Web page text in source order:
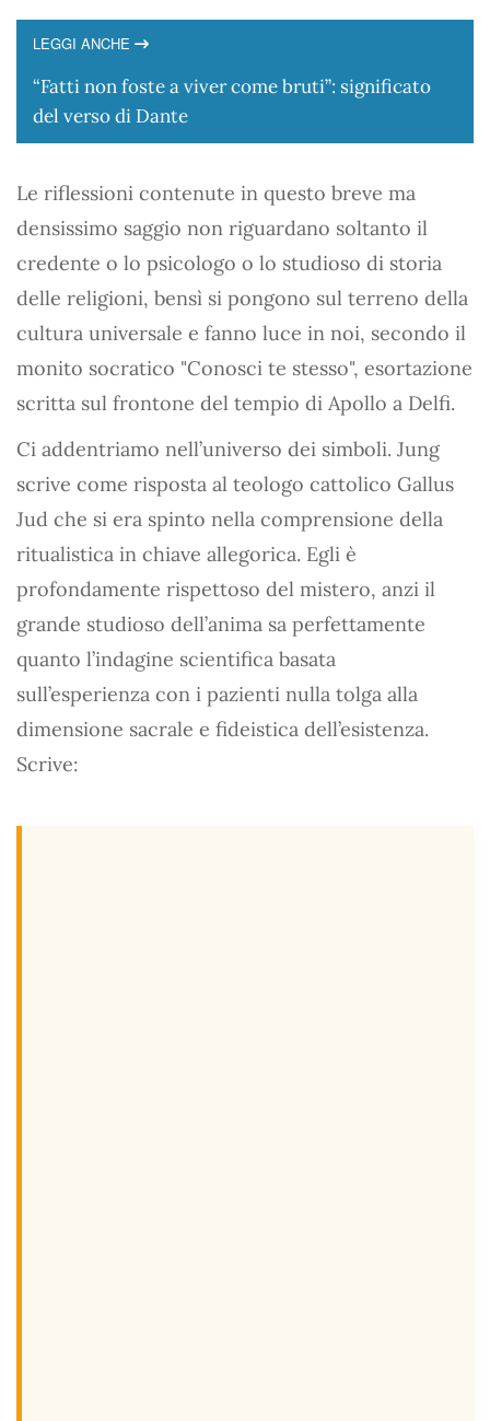
LEGGI ANCHE
“Fatti non foste a viver come bruti”: significato
del verso di Dante
Le riflessioni contenute in questo breve ma
densissimo saggio non riguardano soltanto il
credente o lo psicologo o lo studioso di storia
delle religioni, bensì si pongono sul terreno della
cultura universale e fanno luce in noi, secondo il
monito socratico "Conosci te stesso", esortazione
scritta sul frontone del tempio di Apollo a Delfi.
Ci addentriamo nell’universo dei simboli. Jung
scrive come risposta al teologo cattolico Gallus
Jud che si era spinto nella comprensione della
ritualistica in chiave allegorica. Egli è
profondamente rispettoso del mistero, anzi il
grande studioso dell’anima sa perfettamente
quanto l’indagine scientifica basata
sull’esperienza con i pazienti nulla tolga alla
dimensione sacrale e fideistica dell’esistenza.
Scrive: